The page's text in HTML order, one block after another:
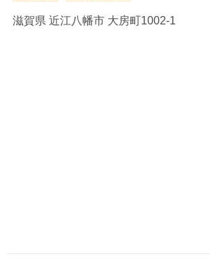
滋賀県 近江八幡市 大房町1002-1